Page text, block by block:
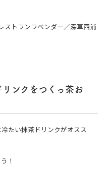
トランラベンダー／深草西浦
ンクをつくっ茶お
たい抹茶ドリンクがオスス
！